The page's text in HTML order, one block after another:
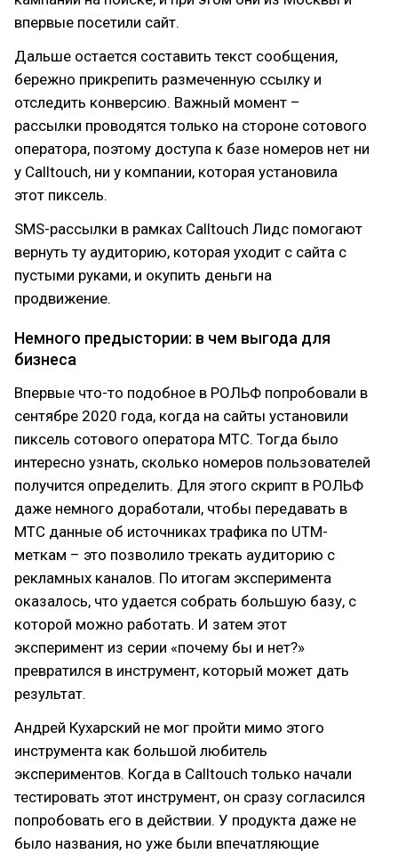
впервые посетили сайт.
Дальше остается составить текст сообщения,
бережно прикрепить размеченную ссылку и
отследить конверсию. Важный момент –
рассылки проводятся только на стороне сотового
оператора, поэтому доступа к базе номеров нет ни
у Calltouch, ни у компании, которая установила
этот пиксель.
SMS-рассылки в рамках Calltouch Лидс помогают
вернуть ту аудиторию, которая уходит с сайта с
пустыми руками, и окупить деньги на
продвижение.
Немного предыстории: в чем выгода для
бизнеса
Впервые что-то подобное в РОЛЬФ попробовали в
сентябре 2020 года, когда на сайты установили
пиксель сотового оператора МТС. Тогда было
интересно узнать, сколько номеров пользователей
получится определить. Для этого скрипт в РОЛЬФ
даже немного доработали, чтобы передавать в
МТС данные об источниках трафика по UTM-
меткам – это позволило трекать аудиторию с
рекламных каналов. По итогам эксперимента
оказалось, что удается собрать большую базу, с
которой можно работать. И затем этот
эксперимент из серии «почему бы и нет?»
превратился в инструмент, который может дать
результат.
Андрей Кухарский не мог пройти мимо этого
инструмента как большой любитель
экспериментов. Когда в Calltouch только начали
тестировать этот инструмент, он сразу согласился
попробовать его в действии. У продукта даже не
было названия, но уже были впечатляющие